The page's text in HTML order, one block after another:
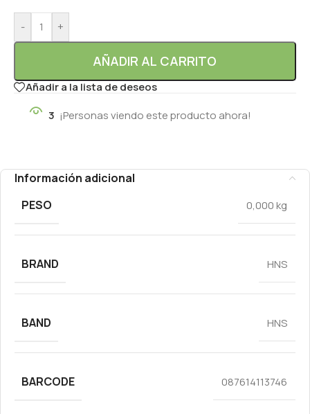
- +
AÑADIR AL CARRITO
Añadir a la lista de deseos
3 ¡Personas viendo este producto ahora!
Información adicional
PESO
0,000 kg
BRAND HNS
BAND HNS
BARCODE 087614113746